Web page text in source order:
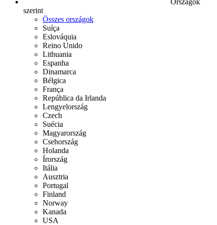
Országok
szerint
Összes országok
Suíça
Eslováquia
Reino Unido
Lithuania
Espanha
Dinamarca
Bélgica
França
República da Irlanda
Lengyelország
Czech
Suécia
Magyarország
Csehország
Holanda
Írország
Itália
Ausztria
Portugal
Finland
Norway
Kanada
USA